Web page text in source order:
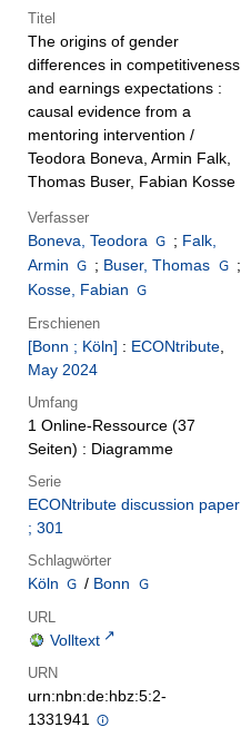
Titel
The origins of gender
differences in competitiveness
and earnings expectations :
causal evidence from a
mentoring intervention /
Teodora Boneva, Armin Falk,
Thomas Buser, Fabian Kosse
Verfasser
Boneva, Teodora ; Falk,
Armin
; Buser, Thomas
;
Kosse, Fabian
Erschienen
[Bonn ; Köln] : ECONtribute,
May 2024
Umfang
1 Online-Ressource (37
Seiten) : Diagramme
Serie
ECONtribute discussion paper
; 301
Schlagwörter
Köln / Bonn
URL
Volltext
URN
urn:nbn:de:hbz:5:2-
1331941